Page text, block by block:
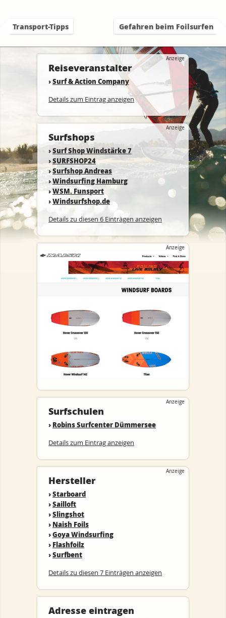
Transport-Tipps Gefahren beim Foilsurfen
Anzeige
Reiseveranstalter
›Surf & Action Company
Details zum Eintrag anzeigen
Anzeige
Surfshops
›Surf Shop Windstärke 7
›SURFSHOP24
›Surfshop Andreas
›Windsurfing Hamburg
›WSM. Funsport
›Windsurfshop.de
Details zu diesen 6 Einträgen anzeigen
Anzeige
Anzeige
Surfschulen
› Robins Surfcenter Dümmersee
Details zum Eintrag anzeigen
Anzeige
Hersteller
›Starboard
›Sailloft
›Slingshot
› Naish Foils
›Goya Windsurfing
› Flashfoilz
›Surfbent
Details zu diesen 7 Einträgen anzeigen
Adresse eintragen